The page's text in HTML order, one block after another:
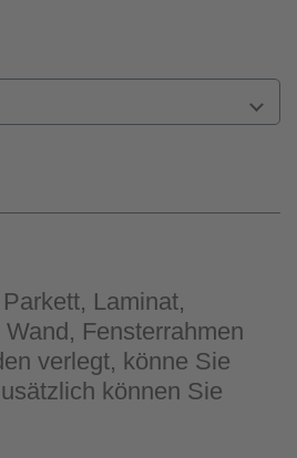
Laminat,
Fensterrahmen
verlegt, könne Sie
können Sie